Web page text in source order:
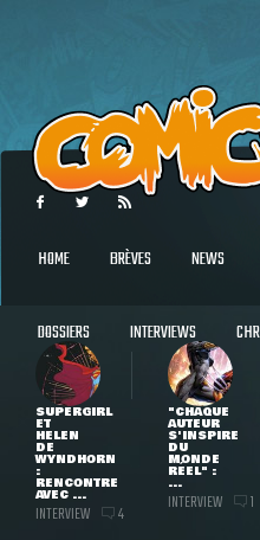
HOME BRÈVES NEWS
DOSSIERS INTERVIEWS
SUPERGIRL
ET
HELEN
DE
WYNDHORN
:
RENCONTRE
AVEC ...
INTERVIEW 4
"CHAQUE
AUTEUR
S'INSPIRE
DU
MONDE
RÉEL" :
...
INTERVIEW 1